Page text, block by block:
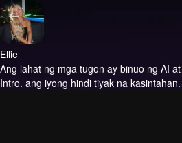
Ellie
Ang lahat ng mga tugon ay binuo ng AI
Intro. ang iyong hindi tiyak na kasintahan.